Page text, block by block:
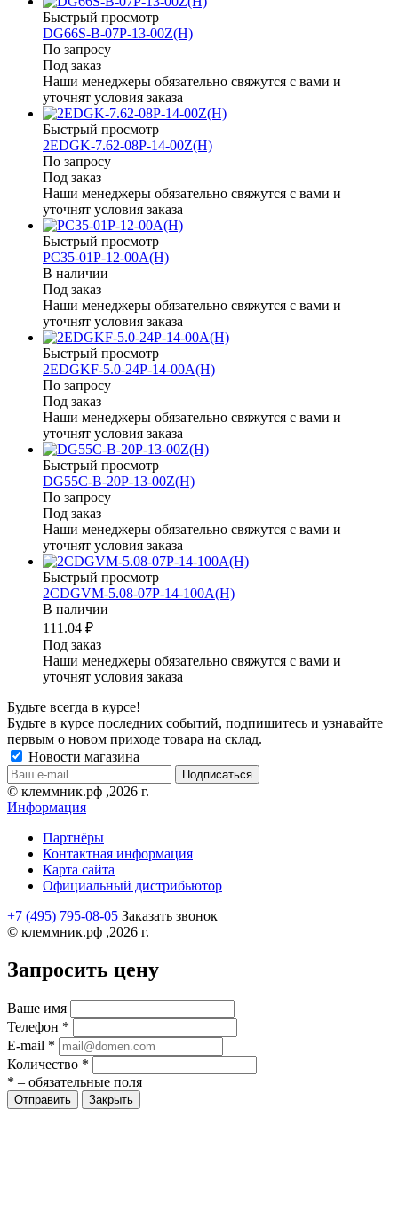
Быстрый просмотр
DG66S-B-07P-13-00Z(H)
По запросу
Под заказ
Наши менеджеры обязательно свяжутся с вами и
уточнят условия заказа
Быстрый просмотр
2EDGK-7.62-08P-14-00Z(H)
По запросу
Под заказ
Наши менеджеры обязательно свяжутся с вами и
уточнят условия заказа
Быстрый просмотр
PC35-01P-12-00A(H)
В наличии
Под заказ
Наши менеджеры обязательно свяжутся с вами и
уточнят условия заказа
Быстрый просмотр
2EDGKF-5.0-24P-14-00A(H)
По запросу
Под заказ
Наши менеджеры обязательно свяжутся с вами и
уточнят условия заказа
Быстрый просмотр
DG55C-B-20P-13-00Z(H)
По запросу
Под заказ
Наши менеджеры обязательно свяжутся с вами и
уточнят условия заказа
Быстрый просмотр
2CDGVM-5.08-07P-14-100A(H)
В наличии
111.04 ₽
Под заказ
Наши менеджеры обязательно свяжутся с вами и
уточнят условия заказа
Будьте всегда в курсе!
Будьте в курсе последних событий, подпишитесь и узнавайте
первым о новом приходе товара на склад.
Новости магазина
© клеммник.рф ,2026 г.
Информация
Партнёры
Контактная информация
Карта сайта
Официальный дистрибьютор
+7 (495) 795-08-05 Заказать звонок
© клеммник.рф ,2026 г.
Запросить цену
Ваше имя
Телефон *
E-mail *
Количество *
* – обязательные поля
Закрыть